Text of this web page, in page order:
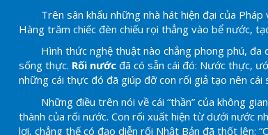
Trên sân khấu những nhà hát hiện đại của Pháp
Hàng trăm chiếc đèn chiếu rọi thẳng vào bể nước,
Hình thức nghệ thuật nào chẳng phong phú, đa
sống thực. Rối nước đã có sẵn cái đó: Nước thực,
những cái thực đó đã giúp đỡ con rối giả tạo nên cái
Những điều trên nói về cái “thần” của không gian
thành của rối nước. Con rối xuất hiện từ dưới nước
lợi, chẳng thế có đạo diễn rối Nhật Bản đã thốt lên: